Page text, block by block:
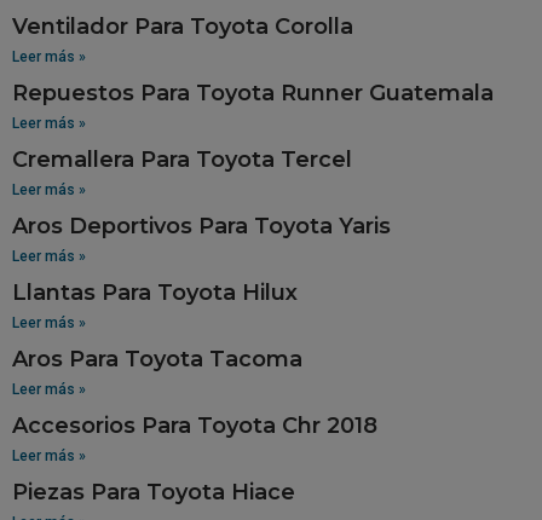
Ventilador Para Toyota Corolla
Leer más »
Repuestos Para Toyota Runner Guatemala
Leer más »
Cremallera Para Toyota Tercel
Leer más »
Aros Deportivos Para Toyota Yaris
Leer más »
Llantas Para Toyota Hilux
Leer más »
Aros Para Toyota Tacoma
Leer más »
Accesorios Para Toyota Chr 2018
Leer más »
Piezas Para Toyota Hiace